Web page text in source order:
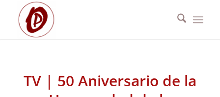
TV | 50 Aniversario de la